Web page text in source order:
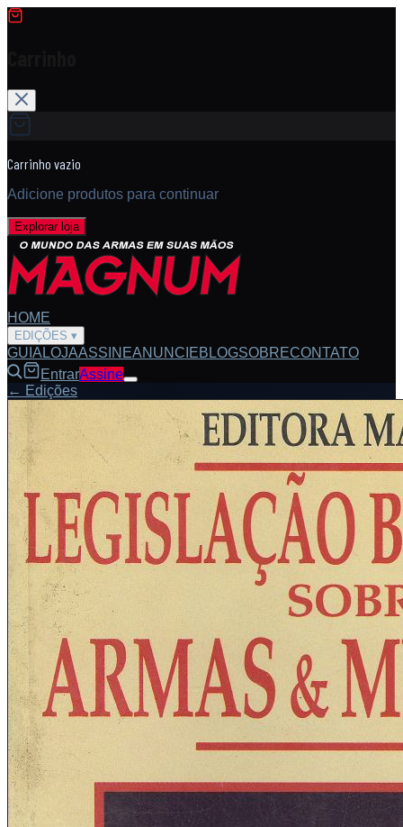
Carrinho vazio
Adicione produtos para continuar
Explorar loja
HOME
EDIÇÕES ▾
GUIA LOJAASSINEANUNCIEBLOGSOBRECONTATO
EntrarAssine
← Edições